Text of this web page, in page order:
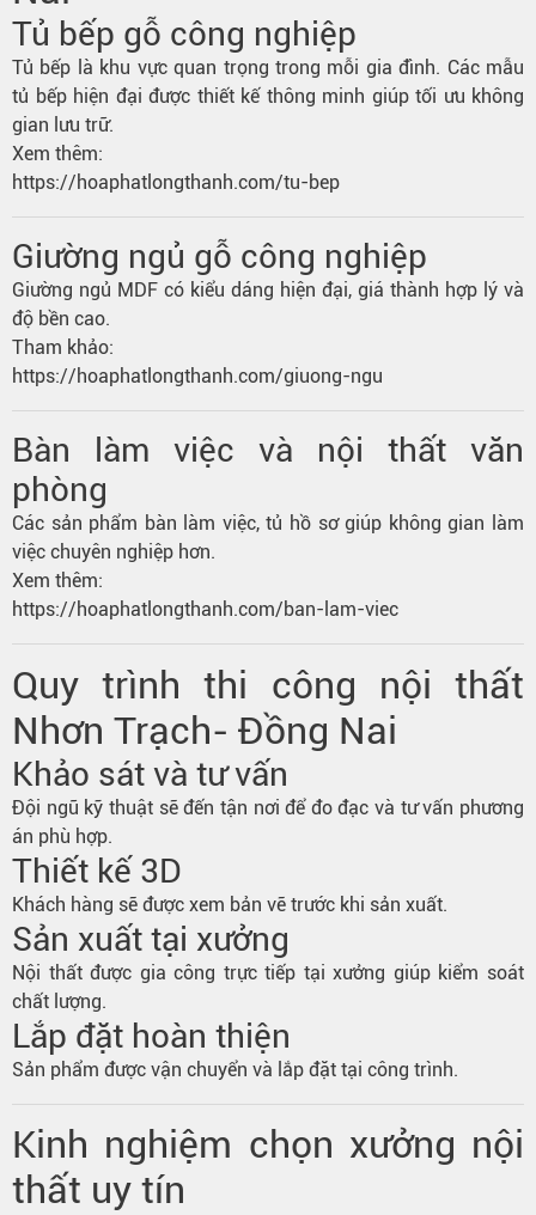
Tủ bếp gỗ công nghiệp
Tủ bếp là khu vực quan trọng trong mỗi gia đình. Các mẫu
tủ bếp hiện đại được thiết kế thông minh giúp tối ưu không
gian lưu trữ.
Xem thêm:
https://hoaphatlongthanh.com/tu-bep
Giường ngủ gỗ công nghiệp
Giường ngủ MDF có kiểu dáng hiện đại, giá thành hợp lý và
độ bền cao.
Tham khảo:
https://hoaphatlongthanh.com/giuong-ngu
Bàn làm việc và nội thất văn
phòng
Các sản phẩm bàn làm việc, tủ hồ sơ giúp không gian làm
việc chuyên nghiệp hơn.
Xem thêm:
https://hoaphatlongthanh.com/ban-lam-viec
Quy trình thi công nội thất
Nhơn Trạch- Đồng Nai
Khảo sát và tư vấn
Đội ngũ kỹ thuật sẽ đến tận nơi để đo đạc và tư vấn phương
án phù hợp.
Thiết kế 3D
Khách hàng sẽ được xem bản vẽ trước khi sản xuất.
Sản xuất tại xưởng
Nội thất được gia công trực tiếp tại xưởng giúp kiểm soát
chất lượng.
Lắp đặt hoàn thiện
Sản phẩm được vận chuyển và lắp đặt tại công trình.
Kinh nghiệm chọn xưởng nội
thất uy tín